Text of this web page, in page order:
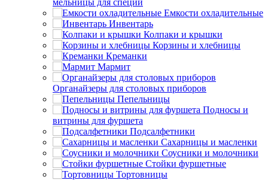
Емкости охладительные
Инвентарь
Колпаки и крышки
Корзины и хлебницы
Креманки
Мармит
Органайзеры для столовых приборов
Пепельницы
Подносы и
витрины для фуршета
Подсалфетники
Сахарницы и масленки
Соусники и молочники
Стойки фуршетные
Тортовницы